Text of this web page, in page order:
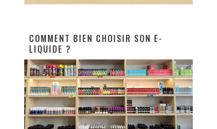
COMMENT BIEN CHOISIR SON E-
LIQUIDE ?